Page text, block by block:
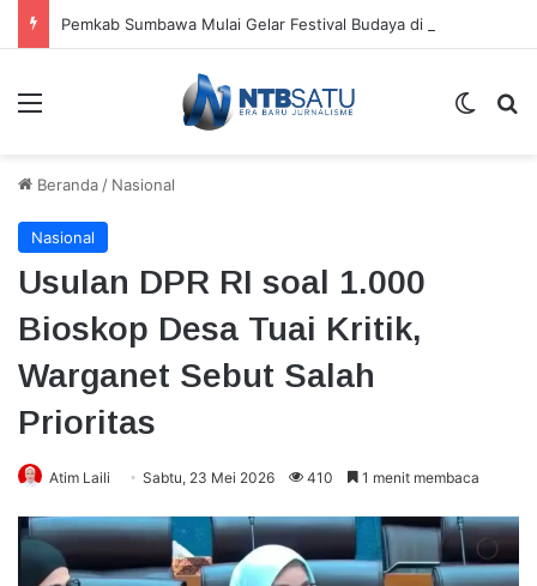
Menu
Beranda / Nasional
Nasional
Usulan DPR RI soal 1.000
Bioskop Desa Tuai Kritik,
Warganet Sebut Salah
Prioritas
Atim Laili Sabtu, 23 Mei 2026 410 1 menit membaca